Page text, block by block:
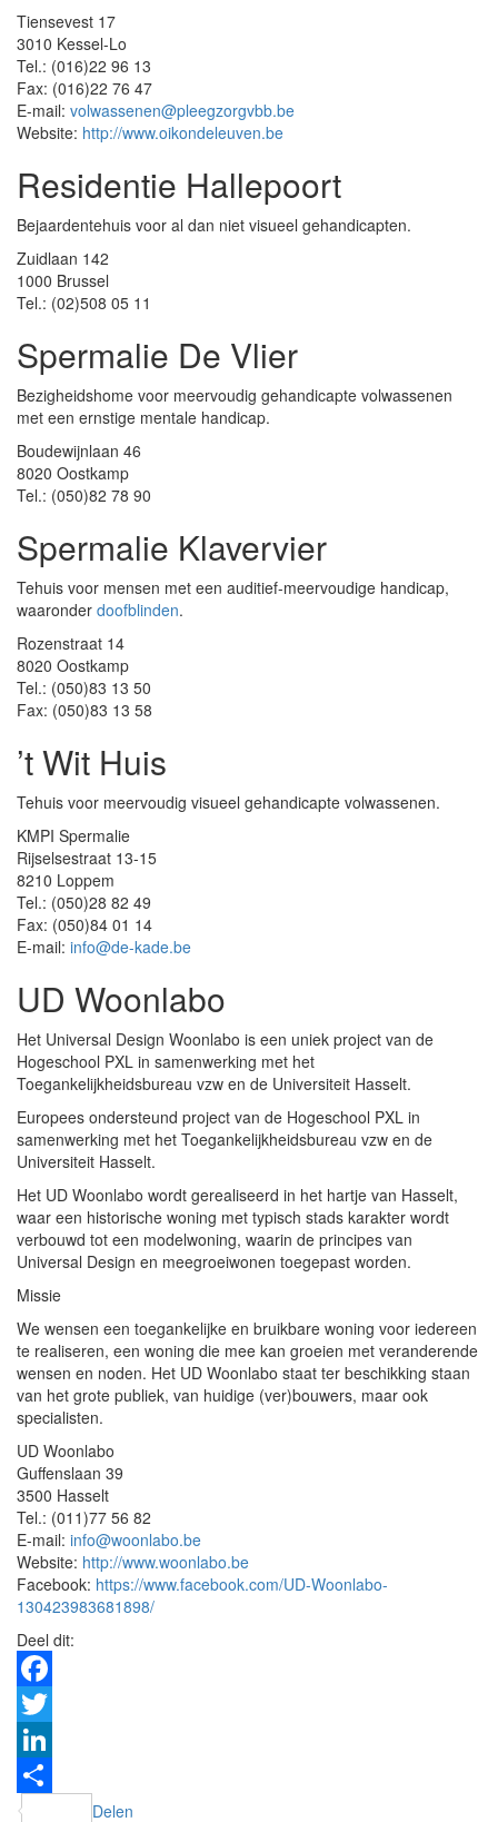
Tiensevest 17
3010 Kessel-Lo
Tel.: (016)22 96 13
Fax: (016)22 76 47
E-mail: volwassenen@pleegzorgvbb.be
Website: http://www.oikondeleuven.be
Residentie Hallepoort
Bejaardentehuis voor al dan niet visueel gehandicapten.
Zuidlaan 142
1000 Brussel
Tel.: (02)508 05 11
Spermalie De Vlier
Bezigheidshome voor meervoudig gehandicapte volwassenen
met een ernstige mentale handicap.
Boudewijnlaan 46
8020 Oostkamp
Tel.: (050)82 78 90
Spermalie Klavervier
Tehuis voor mensen met een auditief-meervoudige handicap,
waaronder doofblinden.
Rozenstraat 14
8020 Oostkamp
Tel.: (050)83 13 50
Fax: (050)83 13 58
’t Wit Huis
Tehuis voor meervoudig visueel gehandicapte volwassenen.
KMPI Spermalie
Rijselsestraat 13-15
8210 Loppem
Tel.: (050)28 82 49
Fax: (050)84 01 14
E-mail: info@de-kade.be
UD Woonlabo
Het Universal Design Woonlabo is een uniek project van de
Hogeschool PXL in samenwerking met het
Toegankelijkheidsbureau vzw en de Universiteit Hasselt.
Europees ondersteund project van de Hogeschool PXL in
samenwerking met het Toegankelijkheidsbureau vzw en de
Universiteit Hasselt.
Het UD Woonlabo wordt gerealiseerd in het hartje van Hasselt,
waar een historische woning met typisch stads karakter wordt
verbouwd tot een modelwoning, waarin de principes van
Universal Design en meegroeiwonen toegepast worden.
Missie
We wensen een toegankelijke en bruikbare woning voor iedereen
te realiseren, een woning die mee kan groeien met veranderende
wensen en noden. Het UD Woonlabo staat ter beschikking staan
van het grote publiek, van huidige (ver)bouwers, maar ook
specialisten.
UD Woonlabo
Guffenslaan 39
3500 Hasselt
Tel.: (011)77 56 82
E-mail: info@woonlabo.be
Website: http://www.woonlabo.be
Facebook: https://www.facebook.com/UD-Woonlabo-
130423983681898/
Deel dit:
Facebook
Twitter
LinkedIn
Delen